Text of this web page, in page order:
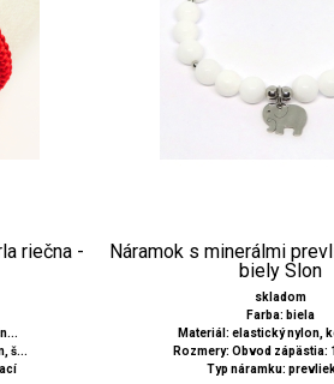
riečna -
š...
Náramok s minerálmi
biely Slon
skladom
Farba: biela
Materiál: elastický nylon,
Rozmery: Obvod zápästia:
Typ náramku: